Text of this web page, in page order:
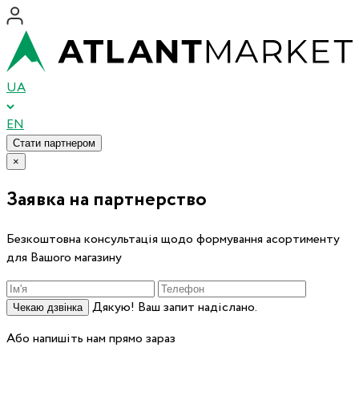
UA
EN
Стати партнером
×
Заявка на партнерство
Безкоштовна консультація щодо формування асортименту
для Вашого магазину
Чекаю дзвінка
Дякую! Ваш запит надіслано.
Або напишіть нам прямо зараз